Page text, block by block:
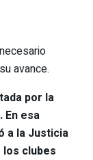
avance.
por la
En esa
a la Justicia
los clubes